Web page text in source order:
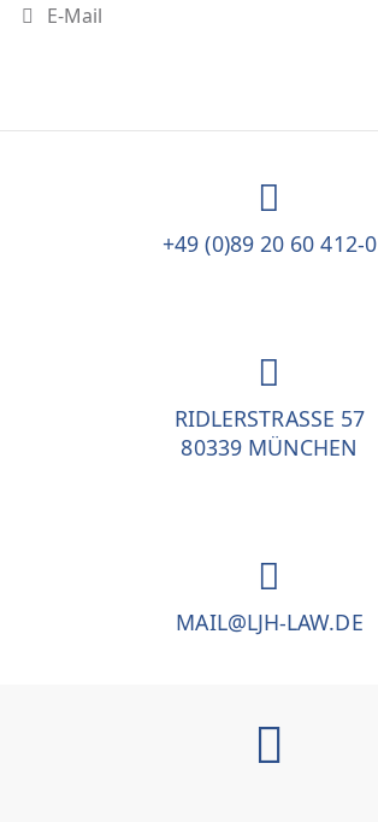
E-Mail
+49 (0)89 20 60 412-0
RIDLERSTRASSE 57
80339 MÜNCHEN
MAIL@LJH-LAW.DE